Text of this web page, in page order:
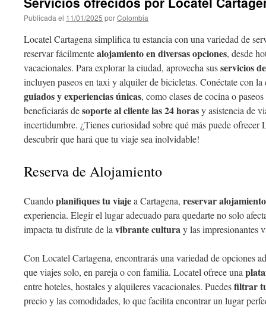
Publicada el 11/01/2025 porColombia
Locatel Cartagena simplifica tu estancia con una variedad de
reservar fácilmentealojamiento en diversas opciones, desde
vacacionales. Para explorar la ciudad, aprovecha susservicios
incluyen paseos en taxi y alquiler de bicicletas. Conéctate con
guiados y experiencias únicas, como clases de cocina o
beneficiarás desoporte al cliente las 24 horasy asistencia de
incertidumbre. ¿Tienes curiosidad sobre qué más puede ofrecer
descubrir que hará que tu viaje sea inolvidable!
Reserva de Alojamiento
Cuandoplanifiques tu viajea Cartagena, reservar alojamiento
experiencia. Elegir el lugar adecuado para quedarte no solo
impacta tu disfrute de la vibrante culturay las impresionantes
Con Locatel Cartagena, encontrarás una variedad de opciones
que viajes solo, en pareja o con familia. Locatel ofrece una
entre hoteles, hostales y alquileres vacacionales. Puedesfiltrar
precio y las comodidades, lo que facilita encontrar un lugar